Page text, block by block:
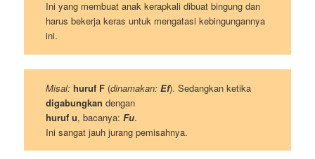
Ini yang membuat anak kerapkali dibuat bingung dan
harus bekerja keras untuk mengatasi kebingungannya
ini.
Misal: huruf F(dinamakan: Ef). Sedangkan ketika
digabungkan dengan
huruf u, bacanya: Fu.
Ini sangat jauh jurang pemisahnya.